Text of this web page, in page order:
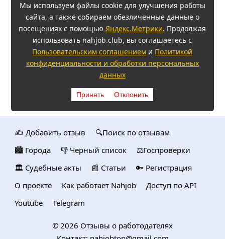
Мы используем файлы cookie для улучшения работы
сайта, а также собираем обезличенные данные о
посещениях с помощьюЯндекс.Метрики. Продолжая
использовать nahjob.club, вы соглашаетесь с
Пользовательским соглашением и Политикой
конфиденциальности и обработки персональных
данных
Принять Отклонить
✍️ Добавить отзыв
🔍Поиск по отзывам
🏙️ Городa
👎 Черный список
⚖️Госпроверки
🏛️ Судебные акты
📰 Статьи
🔑 Регистрация
О проекте
Как работает Nahjob
Доступ по API
Youtube
Telegram
© 2026 Отзывы о работодателях